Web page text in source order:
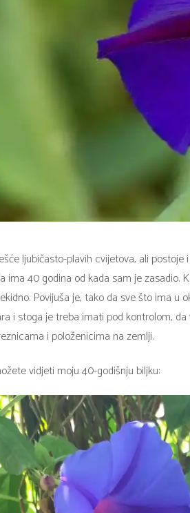
ljubičasto-plavih cvijetova, ali
ima 40 godina od kada sam je
Povijuša je, tako da sve što ima u
i stoga je treba imati pod kontrolom, da
i položenicima na zemlji.
vidjeti moju 40-godišnju biljku: